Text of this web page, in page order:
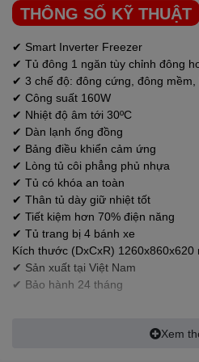
Tủ Đông DARLING sở hữu dung
hộ kinh doanh quán ăn, tiệm tạp
Tủ ĐôngDARLING
lưu trữ nhiều thực
thời gian dài với 1
THÔNG SỐ KỸ THUẬT
✔ Smart Inverter Freezer
✔ Tủ đông 1 ngăn tùy chỉnh đông
✔ 3 chế độ: đông cứng, đông mềm,
✔ Công suất 160W
✔ Nhiệt độ âm tới 30ºC
✔ Dàn lạnh ống đồng
✔ Bảng điều khiển cảm ứng
✔ Lòng tủ côi phẳng phủ nhựa
✔ Tủ có khóa an toàn
✔ Thân tủ dày giữ nhiệt tốt
✔ Tiết kiệm hơn 70% điện năng
✔ Tủ trang bị 4 bánh xe
Kích thước (DxCxR) 1260x860x620
✔ Sản xuất tại Việt Nam
✔ Bảo hành 24 tháng
Xem